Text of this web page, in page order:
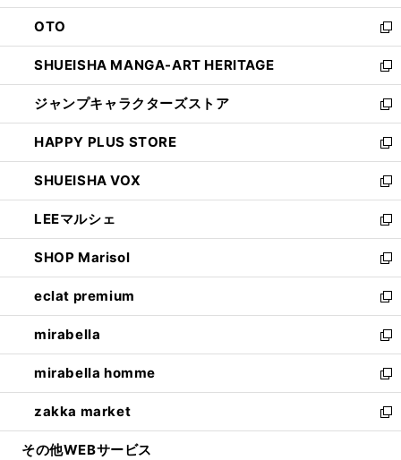
ウ
で
開
く
ン
ド
ウ
で
開
く
OTO
新
し
い
ウ
ィ
ン
ド
ウ
で
開
く
SHUEISHA MANGA-ART HERITAGE
新
し
い
ウ
ィ
ン
ド
ウ
で
開
く
ジャンプキャラクターズストア
新
し
い
ウ
ィ
ン
ド
ウ
で
開
く
HAPPY PLUS STORE
新
し
い
ウ
ィ
ン
ド
ウ
で
開
く
SHUEISHA VOX
新
し
い
ウ
ィ
ン
ド
ウ
で
開
く
LEEマルシェ
新
し
い
ウ
ィ
ン
ド
ウ
で
開
く
SHOP Marisol
新
し
い
ウ
ィ
ン
ド
ウ
で
開
eclat premium
新
し
い
ウ
ィ
ン
ド
ウ
mirabella
新
し
い
ウ
ィ
ン
mirabella homme
新
し
い
ウ
zakka market
新
し
その他WEBサービス